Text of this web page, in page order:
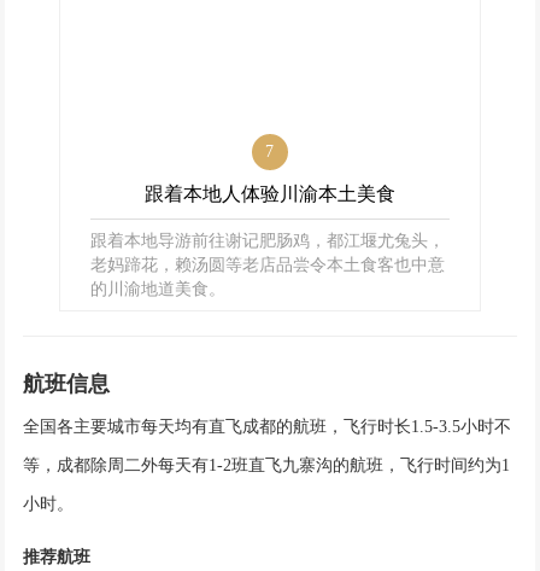
7
跟着本地人体验川渝本土美食
跟着本地导游前往谢记肥肠鸡，都江堰尤兔头，
老妈蹄花，赖汤圆等老店品尝令本土食客也中意
的川渝地道美食。
航班信息
全国各主要城市每天均有直飞成都的航班，飞行时长1.5-3.5小时不
等，成都除周二外每天有1-2班直飞九寨沟的航班，飞行时间约为1
小时。
推荐航班